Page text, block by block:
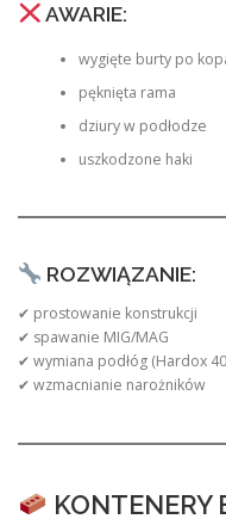
AWARIE:
wygięte burty po
pęknięta rama
dziury w podłodze
uszkodzone haki
ROZWIĄZANIE:
✔ prostowanie konstrukcji
✔ spawanie MIG/MAG
✔ wymiana podłóg (Hardox
✔ wzmacnianie narożników
KONTENERY